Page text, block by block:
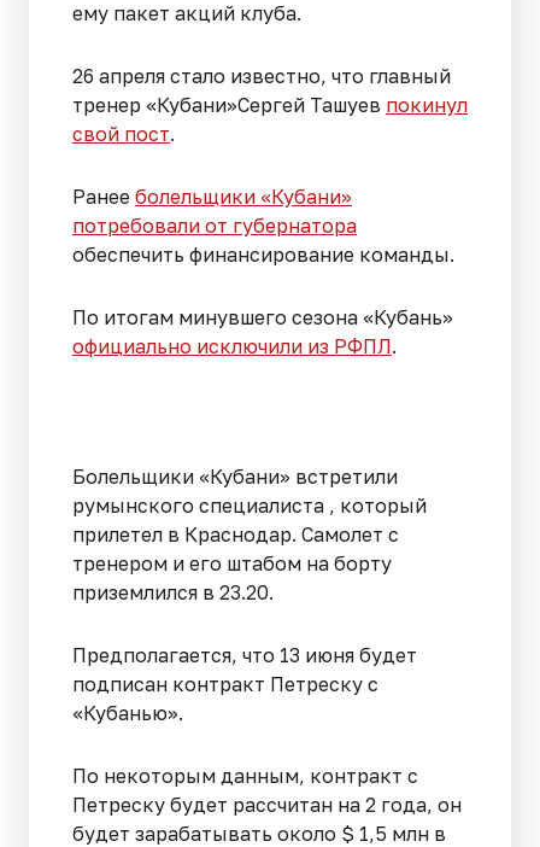
ему пакет акций клуба.
26 апреля стало известно, что главный
тренер «Кубани»Сергей Ташуев покинул
свой пост.
Ранее болельщики «Кубани»
потребовали от губернатора
обеспечить финансирование команды.
По итогам минувшего сезона «Кубань»
официально исключили из РФПЛ.
Болельщики «Кубани» встретили
румынского специалиста , который
прилетел в Краснодар. Самолет с
тренером и его штабом на борту
приземлился в 23.20.
Предполагается, что 13 июня будет
подписан контракт Петреску с
«Кубанью».
По некоторым данным, контракт с
Петреску будет рассчитан на 2 года, он
будет зарабатывать около $ 1,5 млн в